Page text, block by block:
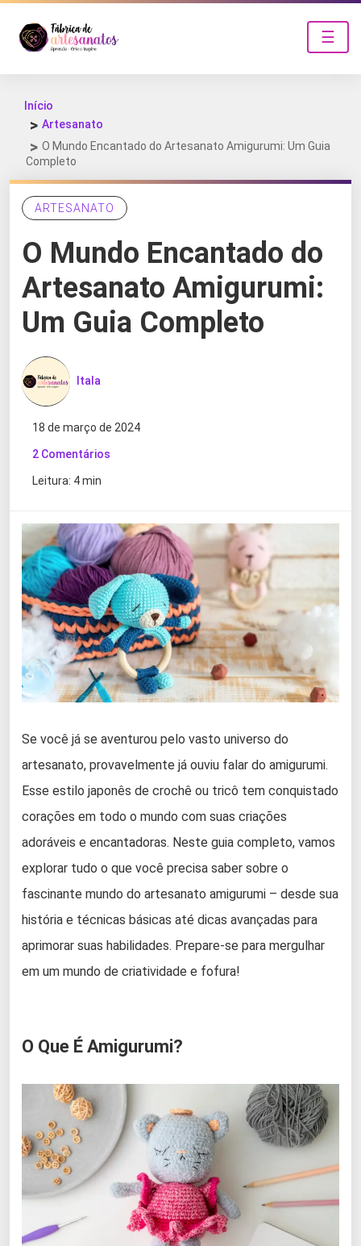
☰
Início
Artesanato
O Mundo Encantado do Artesanato Amigurumi: Um Guia
Completo
ARTESANATO
O Mundo Encantado do
Artesanato Amigurumi:
Um Guia Completo
Itala
18 de março de 2024
2 Comentários
Leitura: 4 min
Se você já se aventurou pelo vasto universo do
artesanato, provavelmente já ouviu falar do amigurumi.
Esse estilo japonês de crochê ou tricô tem conquistado
corações em todo o mundo com suas criações
adoráveis e encantadoras. Neste guia completo, vamos
explorar tudo o que você precisa saber sobre o
fascinante mundo do artesanato amigurumi – desde sua
história e técnicas básicas até dicas avançadas para
aprimorar suas habilidades. Prepare-se para mergulhar
em um mundo de criatividade e fofura!
O Que É Amigurumi?